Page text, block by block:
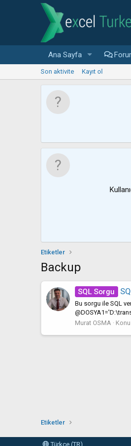
Ana Sayfa
Son aktivite Kayıt ol
Etiketler
Backup
SQL Sorgu
Bu sorgu ile SQL
Murat OSMA
Konu
Etiketler
Türkçe (TR)